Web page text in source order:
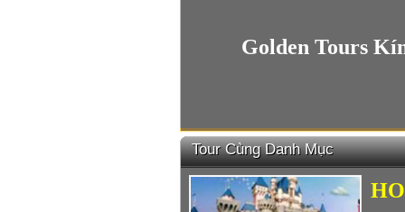
Golden Tours
Tour Cùng Danh Mục